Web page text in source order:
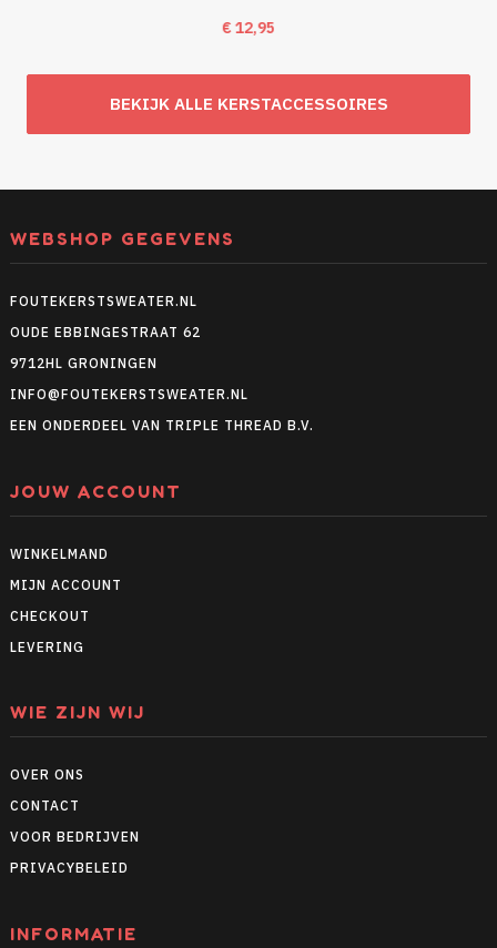
€12,95
BEKIJK ALLE KERSTACCESSOIRES
WEBSHOP GEGEVENS
FOUTEKERSTSWEATER.NL
OUDE EBBINGESTRAAT 62
9712HL GRONINGEN
INFO@FOUTEKERSTSWEATER.NL
EEN ONDERDEEL VAN TRIPLE THREAD B.V.
JOUW ACCOUNT
WINKELMAND
MIJN ACCOUNT
CHECKOUT
LEVERING
WIE ZIJN WIJ
OVER ONS
CONTACT
VOOR BEDRIJVEN
PRIVACYBELEID
INFORMATIE